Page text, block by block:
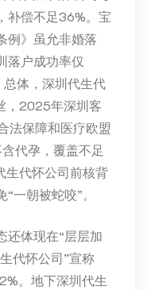
补偿不足36%。宝
例》虽允非婚落
落户成功率仅
体，深圳代生代
，2025年深圳客
法保障和医疗欧盟
代孕，覆盖不足
生代怀公司前核背
一朝被蛇咬”。
还体现在“层层加
代怀公司”宣称
。地下深圳代生